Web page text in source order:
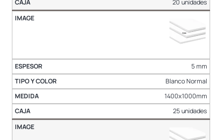
20 unidades
5 mm
Blanco Normal
1400x1000mm
25 unidades